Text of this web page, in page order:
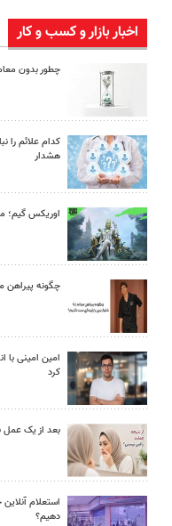
اخبار بازار و کسب و کار
چطور بدون
کدام علائم را
هشدار
اوریکس گیم؛
چگونه پیراهن
امین امینی با
کرد
بعد از یک عمل
استعلام
دهیم؟